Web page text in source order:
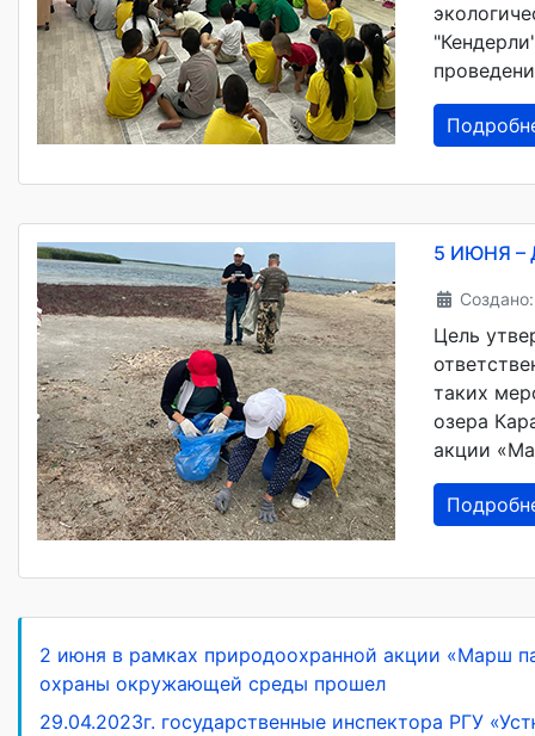
5 ИЮНЯ
Цель
таких
озера
акции
2 июня в рамках природоохранной акции «Марш
охраны окружающей среды прошел
29.04.2023г. государственные инспектора РГУ